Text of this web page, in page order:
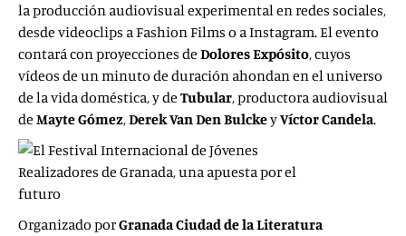
la producción audiovisual experimental en redes sociales,
desde videoclips a Fashion Films o a Instagram. El evento
contará con proyecciones de Dolores Expósito, cuyos
vídeos de un minuto de duración ahondan en el universo
de la vida doméstica, y de Tubular, productora audiovisual
de Mayte Gómez,DerekVan Den BulckeyVíctor Candela.
Organizado porGranada Ciudad de la Literatura